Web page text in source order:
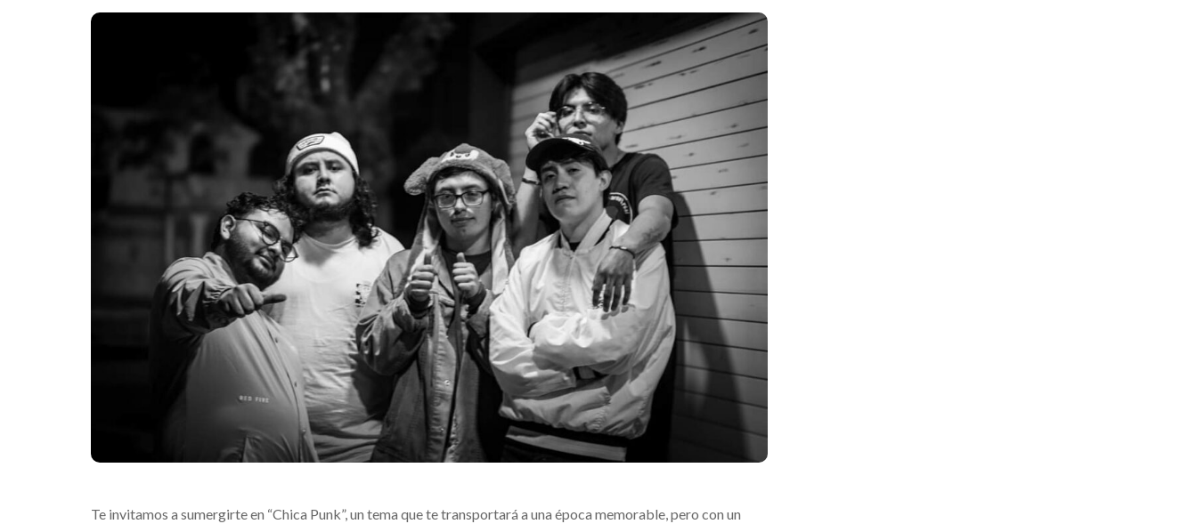
Te invitamos a sumergirte en “Chica Punk”, un tema que te transportará a una época memorable, pero con un